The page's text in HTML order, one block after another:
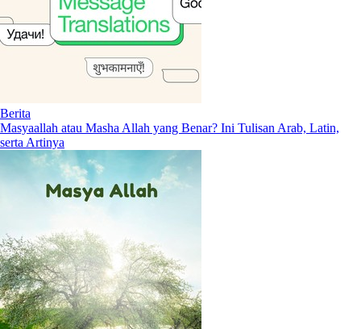
Berita
Masyaallah atau Masha Allah yang Benar? Ini Tulisan Arab, Latin,
serta Artinya